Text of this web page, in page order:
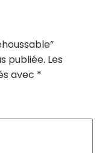
publiée. Les
avec *